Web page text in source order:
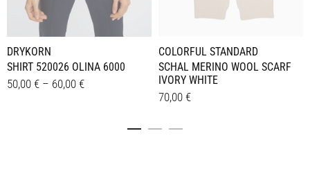
DRYKORN
SHIRT 520026 OLINA 6000
50,00 € – 60,00 €
COLORFUL STANDARD
SCHAL MERINO WOOL SCARF
IVORY WHITE
70,00 €